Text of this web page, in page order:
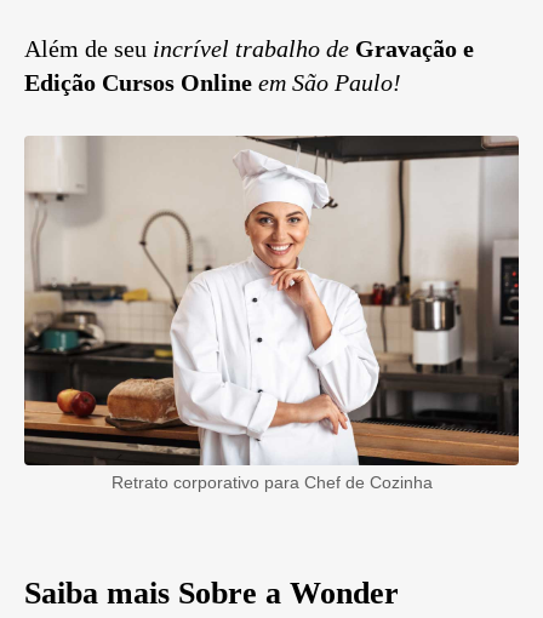
Além de seu incrível trabalho de Gravação e
Edição Cursos Online em São Paulo!
Retrato corporativo para Chef de Cozinha
Saiba mais Sobre a Wonder